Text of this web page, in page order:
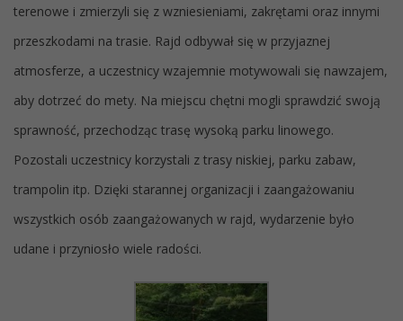
terenowe i zmierzyli się z wzniesieniami, zakrętami oraz innymi
przeszkodami na trasie. Rajd odbywał się w przyjaznej
atmosferze, a uczestnicy wzajemnie motywowali się nawzajem,
aby dotrzeć do mety. Na miejscu chętni mogli sprawdzić swoją
sprawność, przechodząc trasę wysoką parku linowego.
Pozostali uczestnicy korzystali z trasy niskiej, parku zabaw,
trampolin itp. Dzięki starannej organizacji i zaangażowaniu
wszystkich osób zaangażowanych w rajd, wydarzenie było
udane i przyniosło wiele radości.